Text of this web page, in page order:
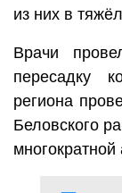
из них в
Врачи
пересадку
региона
Беловского
многократной